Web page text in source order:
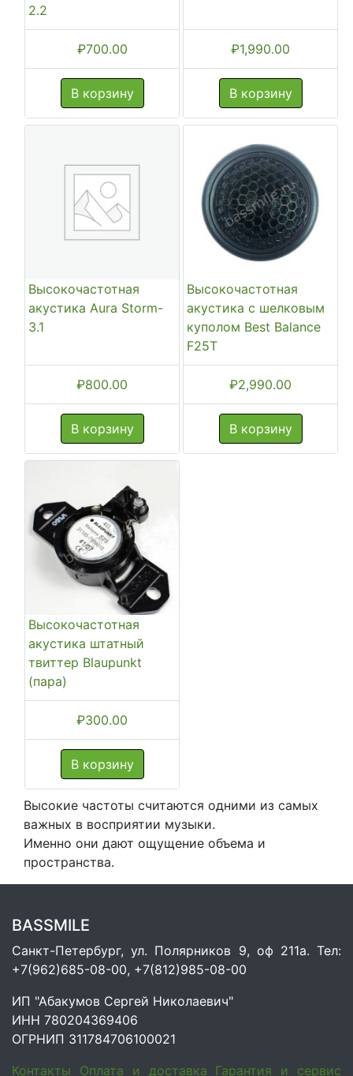
2.2
₽700.00
В корзину
₽1,990.00
В корзину
Высокочастотная
акустика Aura Storm-
3.1
₽800.00
В корзину
Высокочастотная
акустика с шелковым
куполом Best Balance
F25T
₽2,990.00
В корзину
Высокочастотная
акустика штатный
твиттер Blaupunkt
(пара)
₽300.00
В корзину
Высокие частоты считаются одними из самых
важных в восприятии музыки.
Именно они дают ощущение объема и
пространства.
BASSMILE
Санкт-Петербург, ул. Полярников 9, оф 211а. Тел:
+7(962)685-08-00, +7(812)985-08-00
ИП "Абакумов Сергей Николаевич"
ИНН 780204369406
ОГРНИП 311784706100021
Контакты
Оплата и доставка Гарантия и сервис